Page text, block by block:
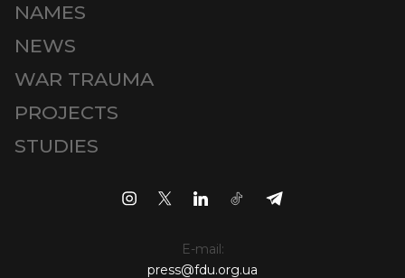
NAMES
NEWS
WAR TRAUMA
PROJECTS
STUDIES
E-mail:
press@fdu.org.ua